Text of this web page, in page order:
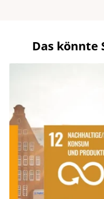
Das könnte